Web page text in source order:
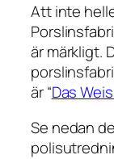
Att inte
är märkligt.
är “Das
Se nedan